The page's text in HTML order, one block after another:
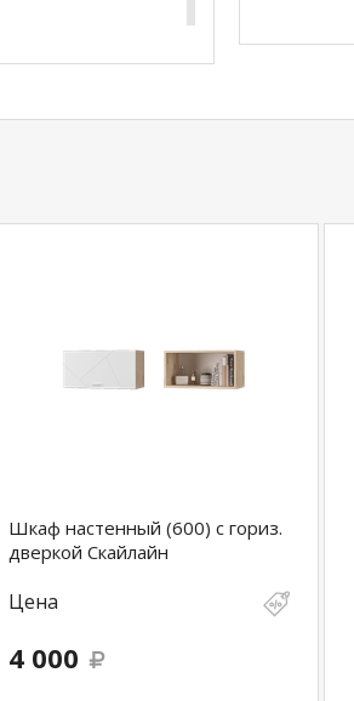
Шкаф настенный (600) с гориз.
дверкой Скайлайн
Цена
4 000